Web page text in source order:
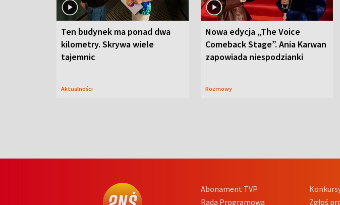
Ten budynek ma ponad dwa
kilometry. Skrywa wiele
tajemnic
Aktualności
Nowa edycja „The Voice
Comeback Stage”. Ania Karwan
zapowiada niespodzianki
Rozmowy
Abonament TVP
Rada Programowa
Zgłoś